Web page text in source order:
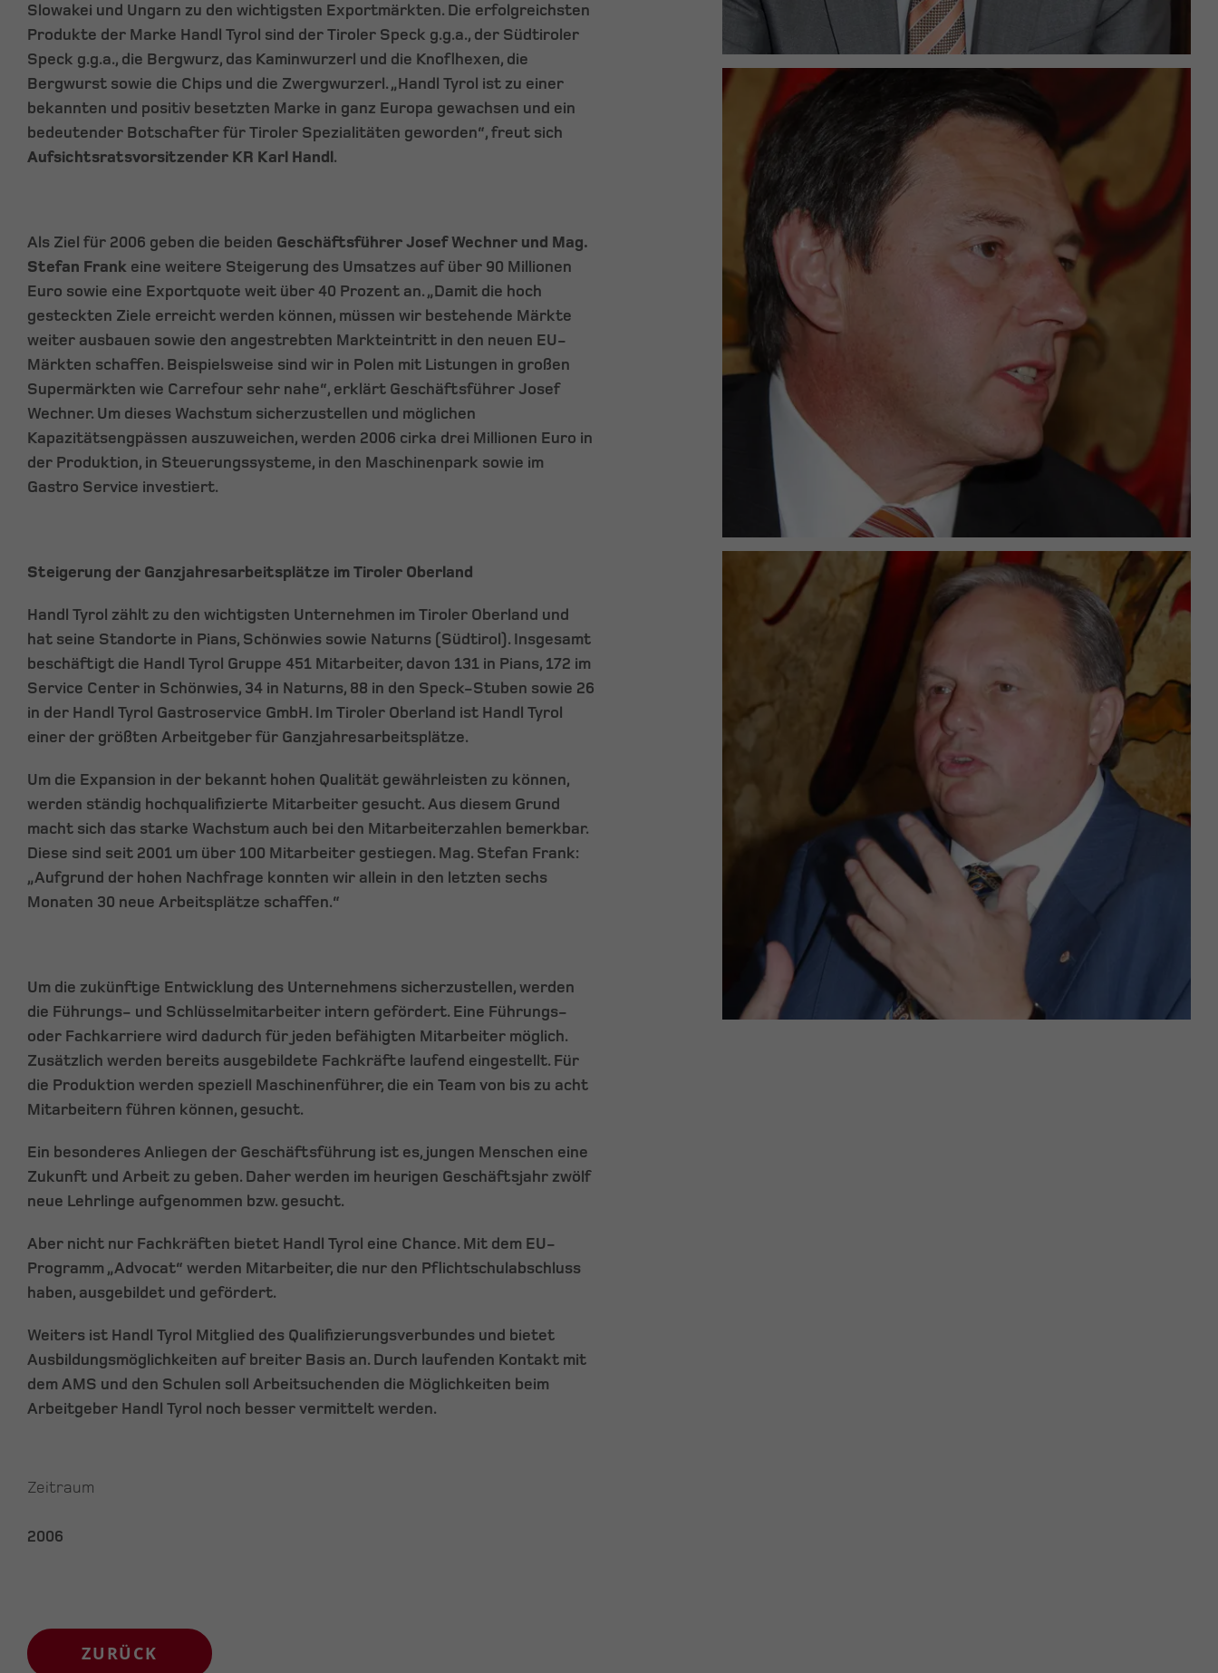
Slowakei und Ungarn zu den wichtigsten Exportmärkten. Die erfolgreichsten
Produkte der Marke Handl Tyrol sind der Tiroler Speck g.g.a., der Südtiroler
Speck g.g.a., die Bergwurz, das Kaminwurzerl und die Knoflhexen, die
Bergwurst sowie die Chips und die Zwergwurzerl. „Handl Tyrol ist zu einer
bekannten und positiv besetzten Marke in ganz Europa gewachsen und ein
bedeutender Botschafter für Tiroler Spezialitäten geworden“, freut sich
Aufsichtsratsvorsitzender KR Karl Handl.
Als Ziel für 2006 geben die beiden Geschäftsführer Josef Wechner und Mag.
Stefan Frank eine weitere Steigerung des Umsatzes auf über 90 Millionen
Euro sowie eine Exportquote weit über 40 Prozent an. „Damit die hoch
gesteckten Ziele erreicht werden können, müssen wir bestehende Märkte
weiter ausbauen sowie den angestrebten Markteintritt in den neuen EU-
Märkten schaffen. Beispielsweise sind wir in Polen mit Listungen in großen
Supermärkten wie Carrefour sehr nahe“, erklärt Geschäftsführer Josef
Wechner. Um dieses Wachstum sicherzustellen und möglichen
Kapazitätsengpässen auszuweichen, werden 2006 cirka drei Millionen Euro in
der Produktion, in Steuerungssysteme, in den Maschinenpark sowie im
Gastro Service investiert.
Steigerung der Ganzjahresarbeitsplätze im Tiroler Oberland
Handl Tyrol zählt zu den wichtigsten Unternehmen im Tiroler Oberland und
hat seine Standorte in Pians, Schönwies sowie Naturns (Südtirol). Insgesamt
beschäftigt die Handl Tyrol Gruppe 451 Mitarbeiter, davon 131 in Pians, 172 im
Service Center in Schönwies, 34 in Naturns, 88 in den Speck-Stuben sowie 26
in der Handl Tyrol Gastroservice GmbH. Im Tiroler Oberland ist Handl Tyrol
einer der größten Arbeitgeber für Ganzjahresarbeitsplätze.
Um die Expansion in der bekannt hohen Qualität gewährleisten zu können,
werden ständig hochqualifizierte Mitarbeiter gesucht. Aus diesem Grund
macht sich das starke Wachstum auch bei den Mitarbeiterzahlen bemerkbar.
Diese sind seit 2001 um über 100 Mitarbeiter gestiegen. Mag. Stefan Frank:
„Aufgrund der hohen Nachfrage konnten wir allein in den letzten sechs
Monaten 30 neue Arbeitsplätze schaffen.“
Um die zukünftige Entwicklung des Unternehmens sicherzustellen, werden
die Führungs- und Schlüsselmitarbeiter intern gefördert. Eine Führungs-
oder Fachkarriere wird dadurch für jeden befähigten Mitarbeiter möglich.
Zusätzlich werden bereits ausgebildete Fachkräfte laufend eingestellt. Für
die Produktion werden speziell Maschinenführer, die ein Team von bis zu acht
Mitarbeitern führen können, gesucht.
Ein besonderes Anliegen der Geschäftsführung ist es, jungen Menschen eine
Zukunft und Arbeit zu geben. Daher werden im heurigen Geschäftsjahr zwölf
neue Lehrlinge aufgenommen bzw. gesucht.
Aber nicht nur Fachkräften bietet Handl Tyrol eine Chance. Mit dem EU-
Programm „Advocat“ werden Mitarbeiter, die nur den Pflichtschulabschluss
haben, ausgebildet und gefördert.
Weiters ist Handl Tyrol Mitglied des Qualifizierungsverbundes und bietet
Ausbildungsmöglichkeiten auf breiter Basis an. Durch laufenden Kontakt mit
dem AMS und den Schulen soll Arbeitsuchenden die Möglichkeiten beim
Arbeitgeber Handl Tyrol noch besser vermittelt werden.
Zeitraum
2006
ZURÜCK